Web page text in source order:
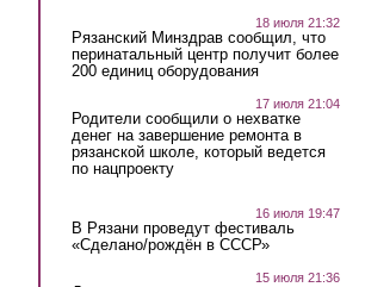
18 июля 21:32
Рязанский Минздрав сообщил, что
перинатальный центр получит более
200 единиц оборудования
17 июля 21:04
Родители сообщили о нехватке
денег на завершение ремонта в
рязанской школе, который ведется
по нацпроекту
16 июля 19:47
В Рязани проведут фестиваль
«Сделано/рождён в СССР»
15 июля 21:36